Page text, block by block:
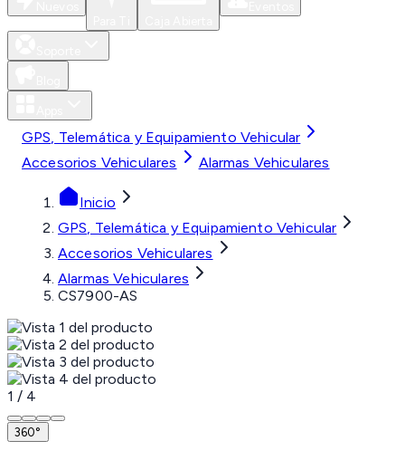
GPS, Telemática y Equipamiento Vehicular
Accesorios Vehiculares
Alarmas Vehiculares
Inicio
GPS, Telemática y Equipamiento Vehicular
Accesorios Vehiculares
Alarmas Vehiculares
CS7900-AS
1 / 4
360°